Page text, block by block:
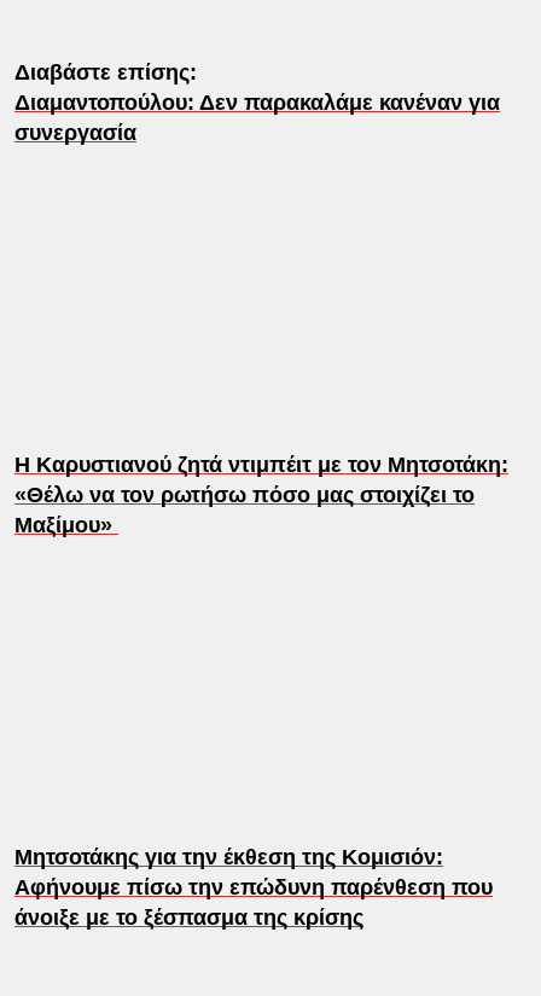
Διαβάστε επίσης:
Διαμαντοπούλου: Δεν παρακαλάμε κανέναν για
συνεργασία
Η Καρυστιανού ζητά ντιμπέιτ με τον Μητσοτάκη:
«Θέλω να τον ρωτήσω πόσο μας στοιχίζει το
Μαξίμου»
Μητσοτάκης για την έκθεση της Κομισιόν:
Αφήνουμε πίσω την επώδυνη παρένθεση που
άνοιξε με το ξέσπασμα της κρίσης